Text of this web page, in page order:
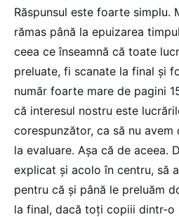
Răspunsul este foarte simplu.
rămas până la epuizarea
ceea ce înseamnă că toate
preluate, fi scanate la final și
număr foarte mare de pagini
că interesul nostru este
corespunzător, ca să nu
la evaluare. Așa că de aceea.
explicat și acolo în centru, să
pentru că și până le preluăm
la final, dacă toți copiii dintr-o